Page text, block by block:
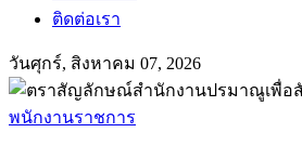
ติดต่อเรา
วันศุกร์, สิงหาคม 07, 2026
พนักงานราชการ